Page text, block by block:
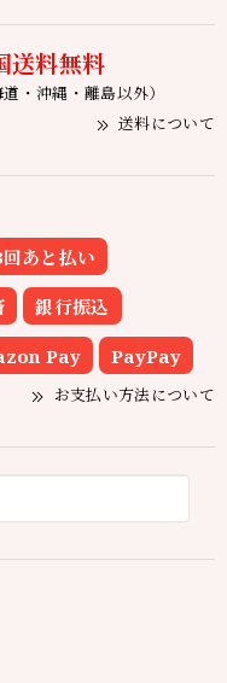
送料無料
・沖縄・離島以外）
送料について
あと払い
銀行振込
Pay PayPay
お支払い方法について